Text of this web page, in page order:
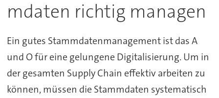
mdaten richtig managen
Ein gutes Stammdatenmanagement ist das A
und O für eine gelungene Digitalisierung. Um in
der gesamten Supply Chain effektiv arbeiten zu
können, müssen die Stammdaten systematisch